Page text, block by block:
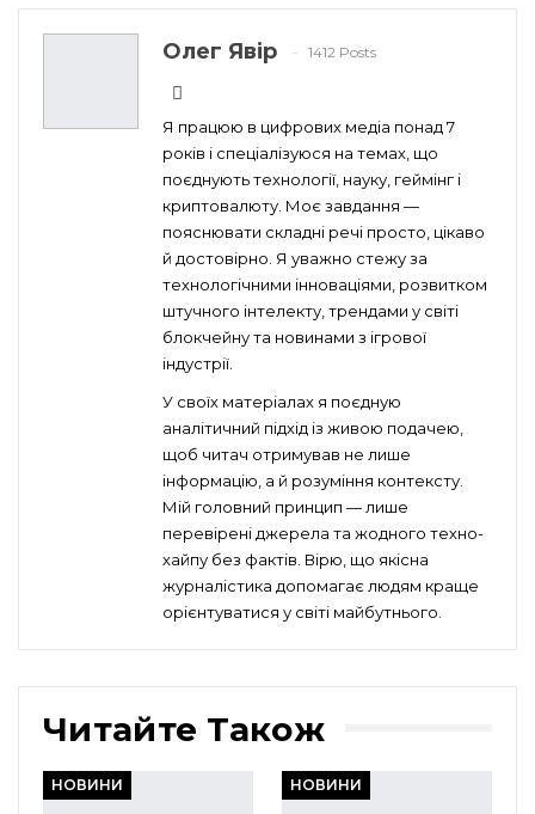
Олег Явір 1412 Posts
Я працюю в цифрових медіа понад 7
років і спеціалізуюся на темах, що
поєднують технології, науку, геймінг і
криптовалюту. Моє завдання —
пояснювати складні речі просто, цікаво
й достовірно. Я уважно стежу за
технологічними інноваціями, розвитком
штучного інтелекту, трендами у світі
блокчейну та новинами з ігрової
індустрії.
У своїх матеріалах я поєдную
аналітичний підхід із живою подачею,
щоб читач отримував не лише
інформацію, а й розуміння контексту.
Мій головний принцип — лише
перевірені джерела та жодного техно-
хайпу без фактів. Вірю, що якісна
журналістика допомагає людям краще
орієнтуватися у світі майбутнього.
Читайте Також
НОВИНИ НОВИНИ